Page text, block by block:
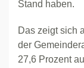
Stand haben.
Das zeigt sich
der
27,6 Prozent